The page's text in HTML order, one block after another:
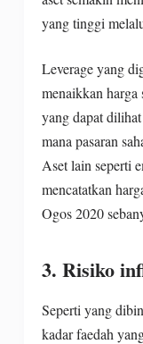
yang tinggi
Leverage yang
menaikkan harga
yang dapat
mana pasaran
Aset lain seperti
mencatatkan
Ogos 2020
3. Risiko
Seperti yang
kadar faedah